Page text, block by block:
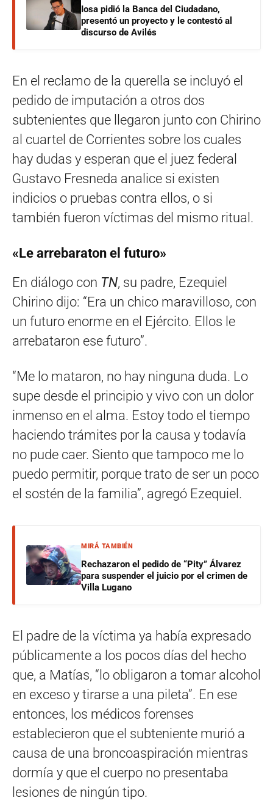
Iosa pidió la Banca del Ciudadano,
presentó un proyecto y le contestó al
discurso de Avilés
En el reclamo de la querella se incluyó el
pedido de imputación a otros dos
subtenientes que llegaron junto con Chirino
al cuartel de Corrientes sobre los cuales
hay dudas y esperan que el juez federal
Gustavo Fresneda analice si existen
indicios o pruebas contra ellos, o si
también fueron víctimas del mismo ritual.
«Le arrebaraton el futuro»
En diálogo con TN, su padre, Ezequiel
Chirino dijo: “Era un chico maravilloso, con
un futuro enorme en el Ejército. Ellos le
arrebataron ese futuro”.
“Me lo mataron, no hay ninguna duda. Lo
supe desde el principio y vivo con un dolor
inmenso en el alma. Estoy todo el tiempo
haciendo trámites por la causa y todavía
no pude caer. Siento que tampoco me lo
puedo permitir, porque trato de ser un poco
el sostén de la familia”, agregó Ezequiel.
MIRÁ TAMBIÉN
Rechazaron el pedido de “Pity” Álvarez
para suspender el juicio por el crimen de
Villa Lugano
El padre de la víctima ya había expresado
públicamente a los pocos días del hecho
que, a Matías, “lo obligaron a tomar alcohol
en exceso y tirarse a una pileta”. En ese
entonces, los médicos forenses
establecieron que el subteniente murió a
causa de una broncoaspiración mientras
dormía y que el cuerpo no presentaba
lesiones de ningún tipo.